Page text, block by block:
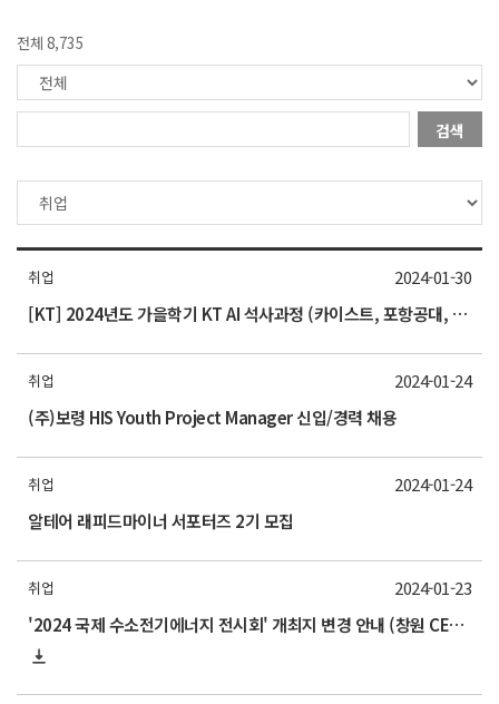
전체 8,735
검색
취업
[KT] 2024년도 가을학기 KT AI 석사과정 (카이스트, 포항공대, 한양대 진학) 신입생 모집(~2/20)
2024-01-30
취업
(주)보령 HIS Youth Project Manager 신입/경력 채용
2024-01-24
취업
알테어 래피드마이너 서포터즈 2기 모집
2024-01-24
취업
'2024 국제 수소전기에너지 전시회' 개최지 변경 안내 (창원 CECO 24.11.27-11.29)
2024-01-23